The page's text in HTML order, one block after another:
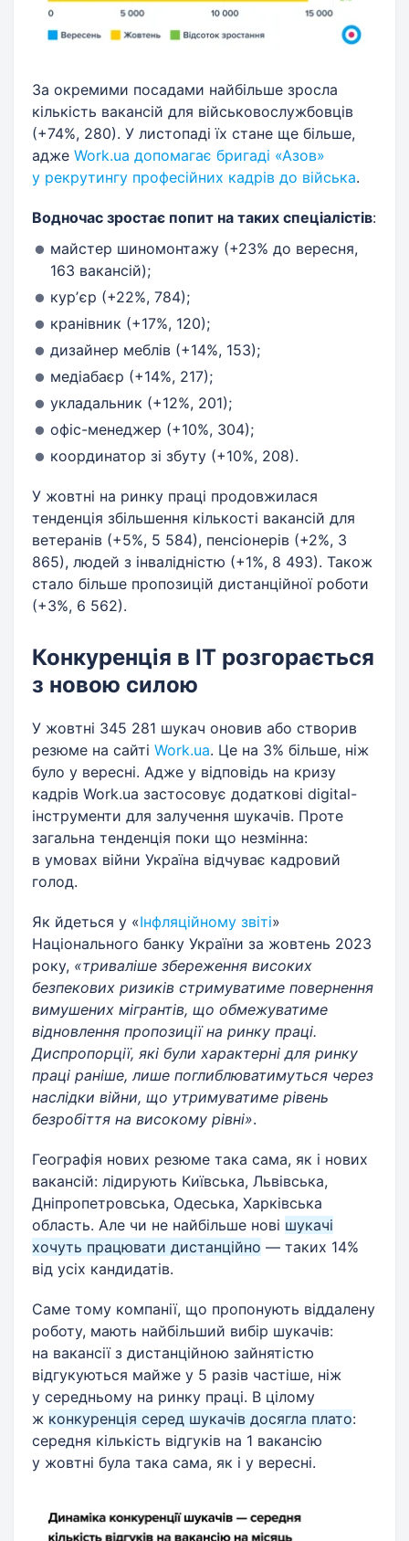
За окремими посадами найбільше зросла
кількість вакансій для військовослужбовців
(+74%, 280). У листопаді їх стане ще більше,
адже Work.ua допомагає бригаді «Азов»
у рекрутингу професійних кадрів до війська.
Водночас зростає попит на таких спеціалістів:
майстер шиномонтажу (+23% до вересня,
163 вакансій);
курʼєр (+22%, 784);
кранівник (+17%, 120);
дизайнер меблів (+14%, 153);
медіабаєр (+14%, 217);
укладальник (+12%, 201);
офіс-менеджер (+10%, 304);
координатор зі збуту (+10%, 208).
У жовтні на ринку праці продовжилася
тенденція збільшення кількості вакансій для
ветеранів (+5%, 5 584), пенсіонерів (+2%, 3
865), людей з інвалідністю (+1%, 8 493). Також
стало більше пропозицій дистанційної роботи
(+3%, 6 562).
Конкуренція в IT розгорається
з новою силою
У жовтні 345 281 шукач оновив або створив
резюме на сайті Work.ua. Це на 3% більше, ніж
було у вересні. Адже у відповідь на кризу
кадрів Work.ua застосовує додаткові digital-
інструменти для залучення шукачів. Проте
загальна тенденція поки що незмінна:
в умовах війни Україна відчуває кадровий
голод.
Як йдеться у «Інфляційному звіті»
Національного банку України за жовтень 2023
року, «триваліше збереження високих
безпекових ризиків стримуватиме повернення
вимушених мігрантів, що обмежуватиме
відновлення пропозиції на ринку праці.
Диспропорції, які були характерні для ринку
праці раніше, лише поглиблюватимуться через
наслідки війни, що утримуватиме рівень
безробіття на високому рівні».
Географія нових резюме така сама, як і нових
вакансій: лідирують Київська, Львівська,
Дніпропетровська, Одеська, Харківська
область. Але чи не найбільше нові шукачі
хочуть працювати дистанційно — таких 14%
від усіх кандидатів.
Саме тому компанії, що пропонують віддалену
роботу, мають найбільший вибір шукачів:
на вакансії з дистанційною зайнятістю
відгукуються майже у 5 разів частіше, ніж
у середньому на ринку праці. В цілому
ж конкуренція серед шукачів досягла плато:
середня кількість відгуків на 1 вакансію
у жовтні була така сама, як і у вересні.